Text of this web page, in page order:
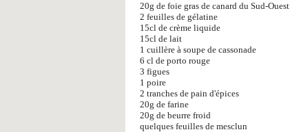
20g de foie gras de canard du Sud-Ouest
2 feuilles de gélatine
15cl de crème liquide
15cl de lait
1 cuillère à soupe de cassonade
6 cl de porto rouge
3 figues
1 poire
2 tranches de pain d'épices
20g de farine
20g de beurre froid
quelques feuilles de mesclun